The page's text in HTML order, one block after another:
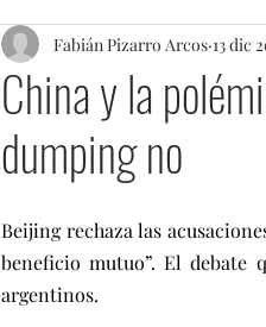
Podcast Opinión
China y la
dumping no
Fabián Pizarro Arcos 13 dic
Beijing rechaza las
beneficio mutuo”. El debate
argentinos.